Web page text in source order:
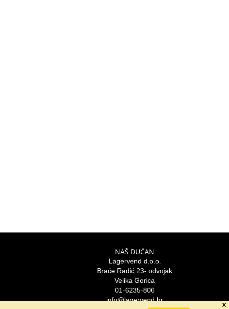
NAŠ DUĆAN
Lagervend d.o.o.
Braće Radić 23- odvojak
Velika Gorica
01-6235-806
info@lagervend.hr
x